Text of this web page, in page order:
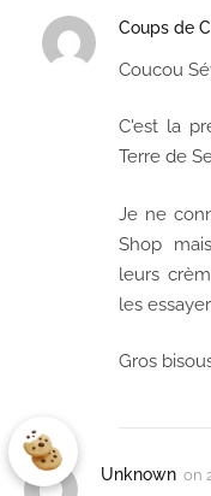
Coups de
Coucou
C'est la
Terre de
Je ne
Shop
leurs
les
Gros
Unknown on